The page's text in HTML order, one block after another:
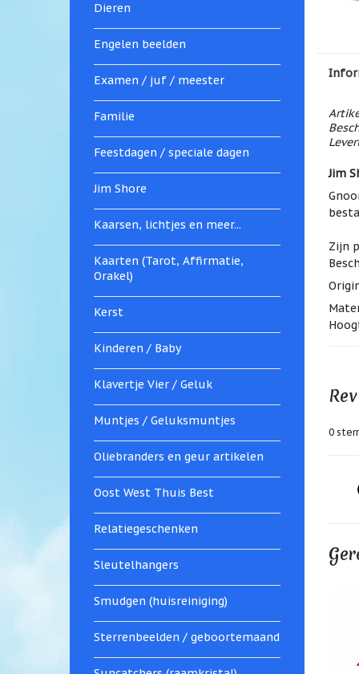
Dieren
Engelen beelden
Examen / juf / meester
Familie
Feestdagen / speciale dagen
Jim Shore
Kaarsen, lichtjes en meer...
Kaarten (Tarot, Affirmatie,
Orakel)
Kerst
Kinderen / Baby
Klavertje Vier / Geluk
Muntjes / Geluksmuntjes
Oliebranders en geur artikelen
Oost West Thuis Best
Relatiegeschenken
Sleutelhangers
Smudgen (huisreiniging)
Sterrenbeelden / geboortemaand
Jim
Zijn
0